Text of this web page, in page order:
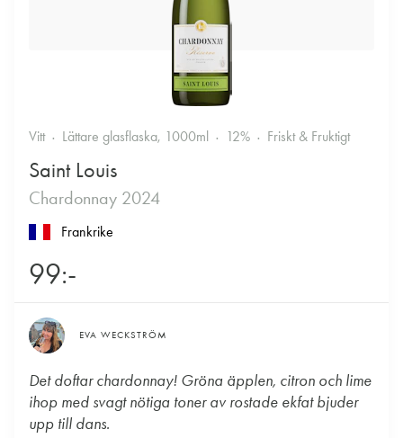
Vitt Lättare glasflaska, 1000ml 12% Friskt & Fruktigt
Saint Louis
Chardonnay 2024
Frankrike
99:-
EVA WECKSTRÖM
Det doftar chardonnay! Gröna äpplen, citron och lime
ihop med svagt nötiga toner av rostade ekfat bjuder
upp till dans.